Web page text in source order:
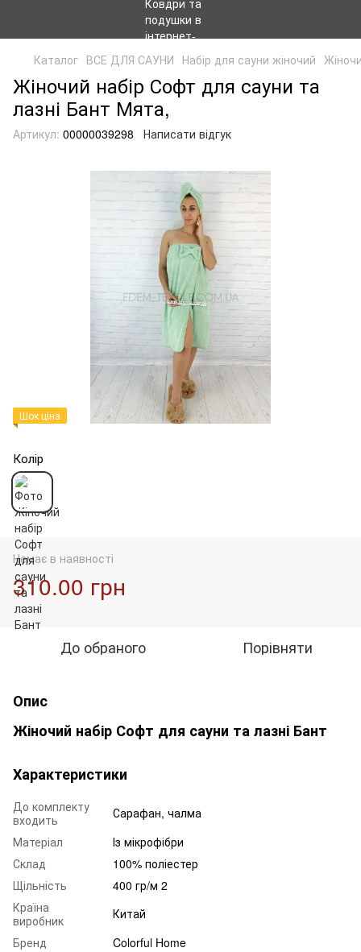
Каталог ВСЕ ДЛЯ САУНИ Набір для сауни жіночий
Жіночий набір Софт для сауни та
лазні Бант Мята,
Артикул: 00000039298 Написати відгук
Шок ціна
Колір
Немає в наявності
310.00 грн
До обраного Порівняти
Опис
Жіночий набір Софт для сауни та лазні Бант
Характеристики
До комплекту
входить
Сарафан, чалма
Матеріал
Із мікрофібри
Склад
100% поліестер
Щільність
400 гр/м 2
Країна
виробник
Китай
Бренд
Colorful Home